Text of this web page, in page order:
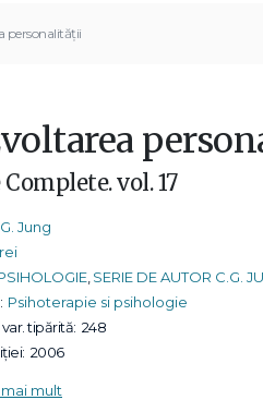
personalităţii
Complete. vol. 17
Jung
, SERIE DE AUTOR C.G.
Psihoterapie si psihologie
tipărită: 248
2006
mult